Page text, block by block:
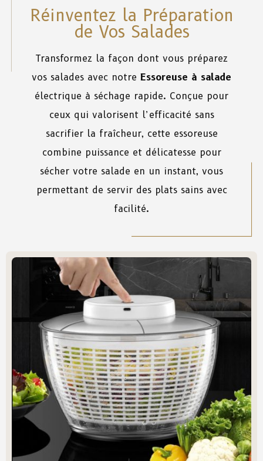
Réinventez la Préparation
de Vos Salades
Transformez la façon dont vous préparez
vos salades avec notre Essoreuse à salade
électrique à séchage rapide. Conçue pour
ceux qui valorisent l’efficacité sans
sacrifier la fraîcheur, cette essoreuse
combine puissance et délicatesse pour
sécher votre salade en un instant, vous
permettant de servir des plats sains avec
facilité.